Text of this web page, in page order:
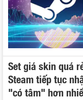
Set giá skin quá
Steam tiếp tục
"có tâm" hơn